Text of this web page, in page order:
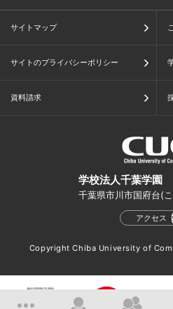
サイトマップ
サイトのプライバシーポリシー
資料請求
学校法人千葉学園
千葉県市川市国府台(
アクセス
Copyright Chiba University of